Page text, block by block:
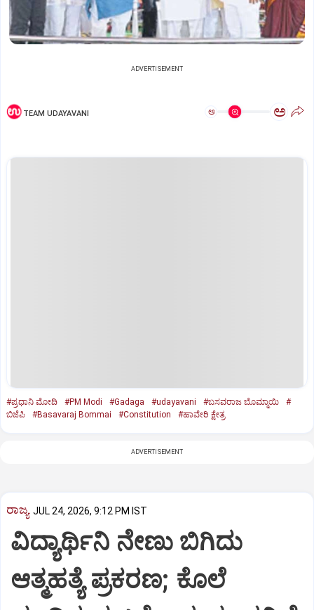
ADVERTISEMENT
TEAM UDAYAVANI ಅ ಅ
#ಪ್ರಧಾನಿ ಮೋದಿ #PM Modi #Gadaga #udayavani #ಬಸವರಾಜ ಬೊಮ್ಮಾಯಿ
#
ಬಿಜೆಪಿ
#Basavaraj Bommai #Constitution #ಹಾವೇರಿ ಕ್ಷೇತ್ರ
ADVERTISEMENT
ರಾಜ್ಯ JUL 24, 2026, 9:12 PM IST
ವಿದ್ಯಾರ್ಥಿನಿ ನೇಣು ಬಿಗಿದು
ಆತ್ಮಹತ್ಯೆ ಪ್ರಕರಣ; ಕೊಲೆ